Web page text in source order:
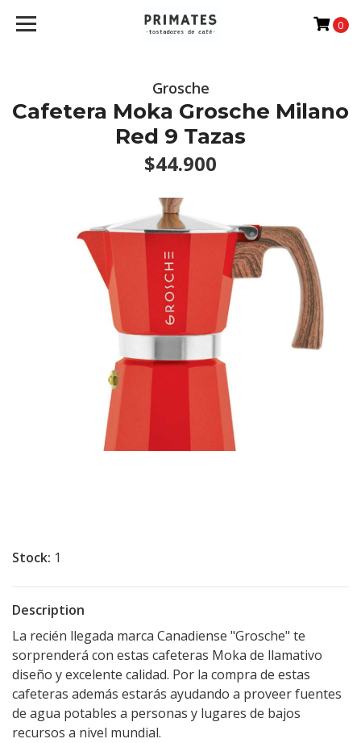
0
Grosche
Cafetera Moka Grosche Milano
Red 9 Tazas
$44.900
Stock: 1
Description
La recién llegada marca Canadiense "Grosche" te
sorprenderá con estas cafeteras Moka de llamativo
diseño y excelente calidad. Por la compra de estas
cafeteras además estarás ayudando a proveer fuentes
de agua potables a personas y lugares de bajos
recursos a nivel mundial.